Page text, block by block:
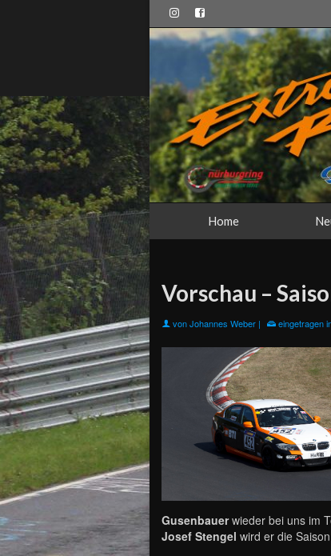
Home
Vorschau –
vonJohannes Weber | eingetragen
Gusenbauerwieder bei uns im
Josef Stengel wird er die